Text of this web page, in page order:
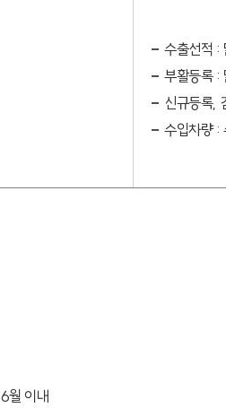
수출선적 :
부활등록 :
신규등록,
수입차량 :
6월 이내